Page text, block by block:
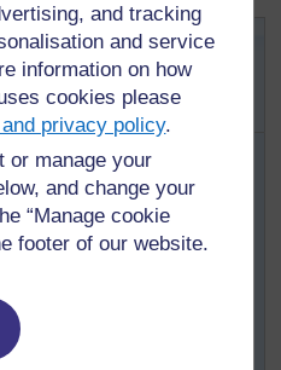
and tracking
and service
information on how
cookies please
privacy policy.
or manage your
and change your
“Manage cookie
footer of our website.
ce que l’on
lumière et
des ombres d’images sur le
Ressource 2 : Ombres
devoir du soir
leurs mains.
projetée (effet).
lendemain prêt à faire la